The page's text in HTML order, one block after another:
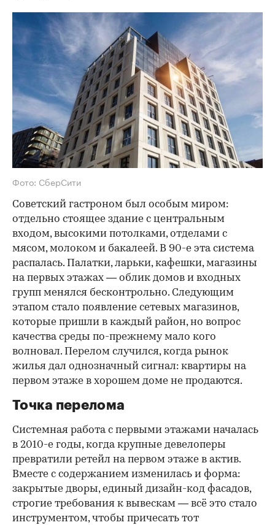
Фото: СберСити
Советский гастроном был особым миром:
отдельно стоящее здание с центральным
входом, высокими потолками, отделами с
мясом, молоком и бакалеей. В 90-е эта система
распалась. Палатки, ларьки, кафешки, магазины
на первых этажах — облик домов и входных
групп менялся бесконтрольно. Следующим
этапом стало появление сетевых магазинов,
которые пришли в каждый район, но вопрос
качества среды по-прежнему мало кого
волновал. Перелом случился, когда рынок
жилья дал однозначный сигнал: квартиры на
первом этаже в хорошем доме не продаются.
Точка перелома
Системная работа с первыми этажами началась
в 2010-е годы, когда крупные девелоперы
превратили ретейл на первом этаже в актив.
Вместе с содержанием изменилась и форма:
закрытые дворы, единый дизайн-код фасадов,
строгие требования к вывескам — всё это стало
инструментом, чтобы причесать тот